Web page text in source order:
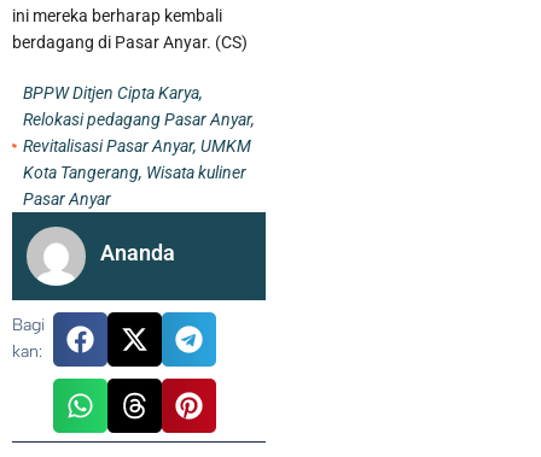
ini mereka berharap kembali
berdagang di Pasar Anyar. (CS)
BPPW Ditjen Cipta Karya,
Relokasi pedagang Pasar Anyar,
Revitalisasi Pasar Anyar, UMKM
Kota Tangerang, Wisata kuliner
Pasar Anyar
Ananda
Bagi
kan: